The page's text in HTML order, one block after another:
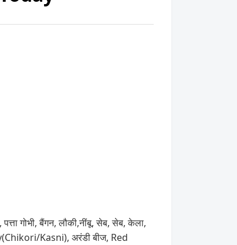
गोभी, बैंगन, लौकी,नींबू, सेब, सेब, केला,
Kasni), अरंडी बीज, Red